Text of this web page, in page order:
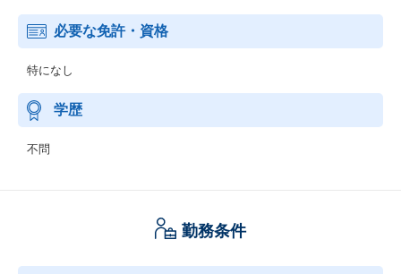
必要な免許・資格
特になし
学歴
不問
勤務条件